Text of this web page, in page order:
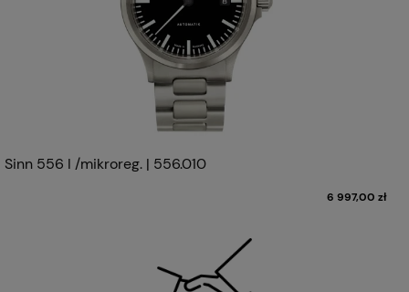
Sinn 556 I /mikroreg. | 556.010
6 997,00 zł